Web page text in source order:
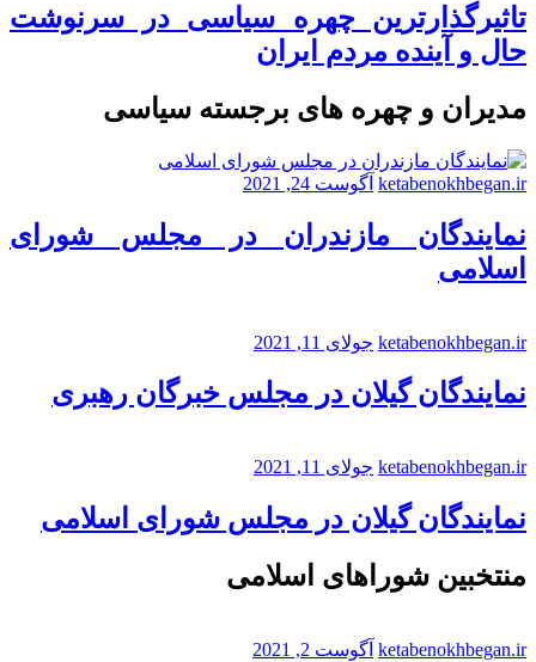
تاثیرگذارترین چهره سیاسی در سرنوشت
حال و آینده مردم ایران
مدیران و چهره های برجسته سیاسی
ketabenokhbegan.ir آگوست 24, 2021
نمایندگان مازندران در مجلس شورای
اسلامی
ketabenokhbegan.ir جولای 11, 2021
نمایندگان گیلان در مجلس خبرگان رهبری
ketabenokhbegan.ir جولای 11, 2021
نمایندگان گیلان در مجلس شورای اسلامی
منتخبین شوراهای اسلامی
ketabenokhbegan.ir آگوست 2, 2021